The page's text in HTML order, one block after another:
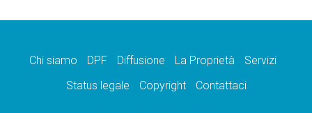
Chi siamo DPF Diffusione La Proprietà
Servizi
Status legale
Copyright Contattaci